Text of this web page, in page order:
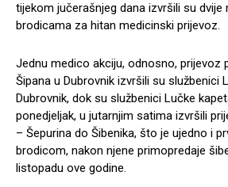
tijekom jučerašnjeg dana izvršili su dvije
brodicama za hitan medicinski prijevoz.
Jednu medico akciju, odnosno, prijevoz
Šipana u Dubrovnik izvršili su službenici
Dubrovnik, dok su službenici Lučke
ponedjeljak, u jutarnjim satima izvršili
– Šepurina do Šibenika, što je ujedno i
brodicom, nakon njene primopredaje
listopadu ove godine.